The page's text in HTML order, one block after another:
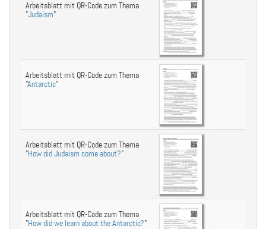
Arbeitsblatt mit QR-Code zum Thema
"Judaism"
Arbeitsblatt mit QR-Code zum Thema
"Antarctic"
Arbeitsblatt mit QR-Code zum Thema
"How did Judaism come about?"
Arbeitsblatt mit QR-Code zum Thema
"How did we learn about the Antarctic?"